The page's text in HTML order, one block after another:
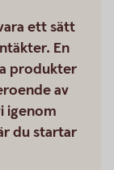
ett sätt
En
produkter
av
igenom
du startar